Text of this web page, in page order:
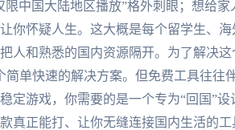
限中国大陆地区播放”格外刺眼；想给
你怀疑人生。这大概是每个留学生、
人和熟悉的国内资源隔开。为了解决
简单快速的解决方案。但免费工具往往
定游戏，你需要的是一个专为“回国”
真正能打、让你无缝连接国内生活的